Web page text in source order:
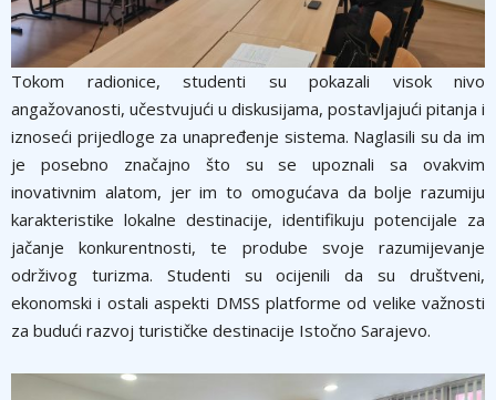
Tokom radionice, studenti su pokazali visok nivo
angažovanosti, učestvujući u diskusijama, postavljajući pitanja i
iznoseći prijedloge za unapređenje sistema. Naglasili su da im
je posebno značajno što su se upoznali sa ovakvim
inovativnim alatom, jer im to omogućava da bolje razumiju
karakteristike lokalne destinacije, identifikuju potencijale za
jačanje konkurentnosti, te prodube svoje razumijevanje
održivog turizma. Studenti su ocijenili da su društveni,
ekonomski i ostali aspekti DMSS platforme od velike važnosti
za budući razvoj turističke destinacije Istočno Sarajevo.